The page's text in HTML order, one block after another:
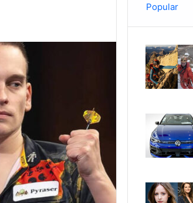
Popular